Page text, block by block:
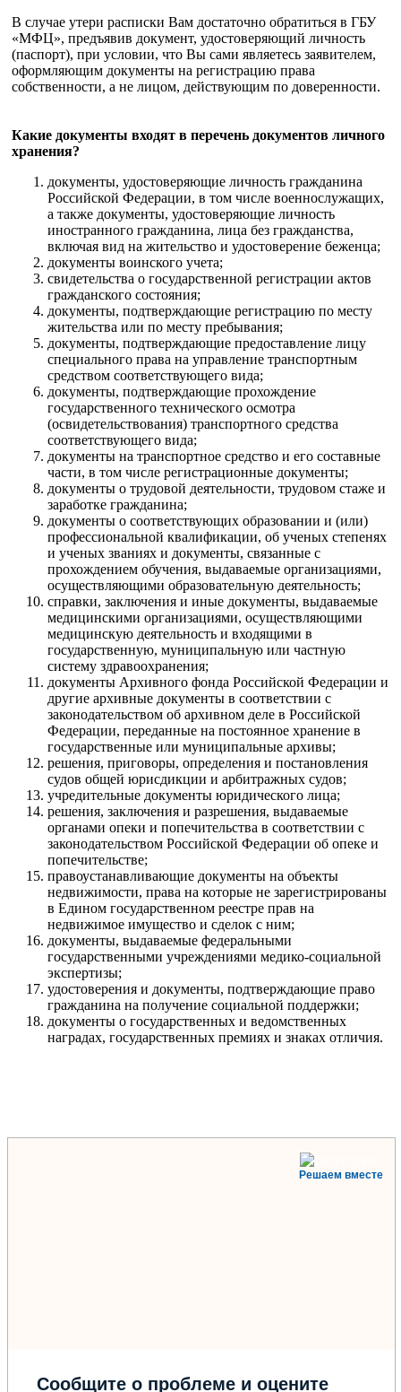
В случае утери расписки Вам достаточно обратиться в ГБУ
«МФЦ», предъявив документ, удостоверяющий личность
(паспорт), при условии, что Вы сами являетесь заявителем,
оформляющим документы на регистрацию права
собственности, а не лицом, действующим по доверенности.
Какие документы входят в перечень документов личного
хранения?
документы, удостоверяющие личность гражданина
Российской Федерации, в том числе военнослужащих,
а также документы, удостоверяющие личность
иностранного гражданина, лица без гражданства,
включая вид на жительство и удостоверение беженца;
документы воинского учета;
свидетельства о государственной регистрации актов
гражданского состояния;
документы, подтверждающие регистрацию по месту
жительства или по месту пребывания;
документы, подтверждающие предоставление лицу
специального права на управление транспортным
средством соответствующего вида;
документы, подтверждающие прохождение
государственного технического осмотра
(освидетельствования) транспортного средства
соответствующего вида;
документы на транспортное средство и его составные
части, в том числе регистрационные документы;
документы о трудовой деятельности, трудовом стаже и
заработке гражданина;
документы о соответствующих образовании и (или)
профессиональной квалификации, об ученых степенях
и ученых званиях и документы, связанные с
прохождением обучения, выдаваемые организациями,
осуществляющими образовательную деятельность;
справки, заключения и иные документы, выдаваемые
медицинскими организациями, осуществляющими
медицинскую деятельность и входящими в
государственную, муниципальную или частную
систему здравоохранения;
документы Архивного фонда Российской Федерации и
другие архивные документы в соответствии с
законодательством об архивном деле в Российской
Федерации, переданные на постоянное хранение в
государственные или муниципальные архивы;
решения, приговоры, определения и постановления
судов общей юрисдикции и арбитражных судов;
учредительные документы юридического лица;
решения, заключения и разрешения, выдаваемые
органами опеки и попечительства в соответствии с
законодательством Российской Федерации об опеке и
попечительстве;
правоустанавливающие документы на объекты
недвижимости, права на которые не зарегистрированы
в Едином государственном реестре прав на
недвижимое имущество и сделок с ним;
документы, выдаваемые федеральными
государственными учреждениями медико-социальной
экспертизы;
удостоверения и документы, подтверждающие право
гражданина на получение социальной поддержки;
документы о государственных и ведомственных
наградах, государственных премиях и знаках отличия.
Решаем вместе
Сообщите о проблеме и оцените